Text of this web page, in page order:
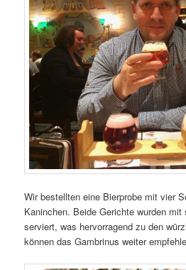
Wir bestellten eine Bierprobe mit vier
Kaninchen. Beide Gerichte wurden
serviert, was hervorragend zu den
können das Gambrinus weiter